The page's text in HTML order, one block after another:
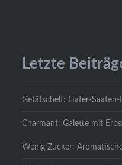
Letzte
Getätschelt: Hafer-Saaten-
Charmant: Galette mit
Wenig Zucker: